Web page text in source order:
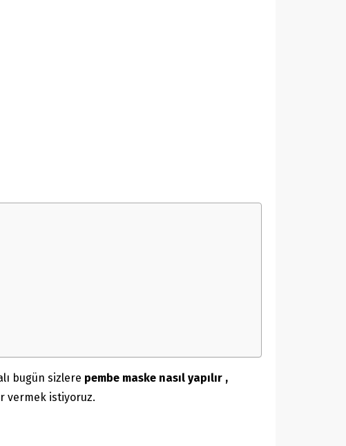
bugün sizlere pembe maske nasıl yapılır ,
vermek istiyoruz.